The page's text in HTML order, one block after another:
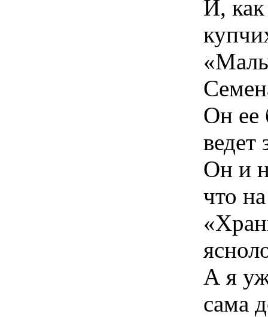
И,
Он ее
ведет
Он и
что
А я
сама